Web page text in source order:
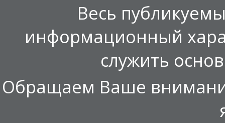
Весь
информационный
служить
Обращаем Ваше